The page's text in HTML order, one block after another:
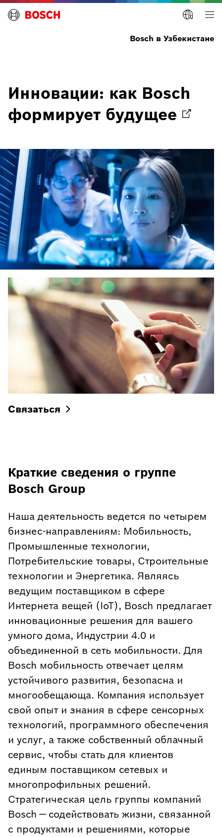
Bosch в Узбекистане
Инновации: как Bosch
формирует будущее
Связаться
Краткие сведения о группе
Bosch Group
Наша деятельность ведется по четырем
бизнес-направлениям: Мобильность,
Промышленные технологии,
Потребительские товары, Строительные
технологии и Энергетика. Являясь
ведущим поставщиком в сфере
Интернета вещей (IoT), Bosch предлагает
инновационные решения для вашего
умного дома, Индустрии 4.0 и
объединенной в сеть мобильности. Для
Bosch мобильность отвечает целям
устойчивого развития, безопасна и
многообещающа. Компания использует
свой опыт и знания в сфере сенсорных
технологий, программного обеспечения
и услуг, а также собственный облачный
сервис, чтобы стать для клиентов
единым поставщиком сетевых и
многопрофильных решений.
Стратегическая цель группы компаний
Bosch — содействовать жизни, связанной
с продуктами и решениями, которые